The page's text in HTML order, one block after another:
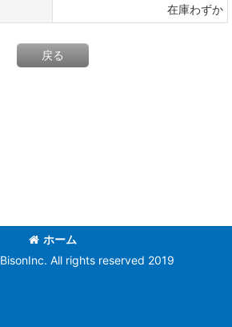
在庫わずか
戻る
ホーム
All rights reserved 2019